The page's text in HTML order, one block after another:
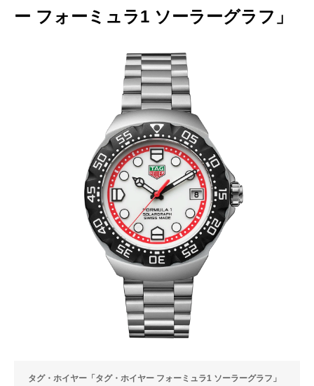
ー フォーミュラ1 ソーラーグラフ」
タグ・ホイヤー「タグ・ホイヤー フォーミュラ1 ソーラーグラフ」